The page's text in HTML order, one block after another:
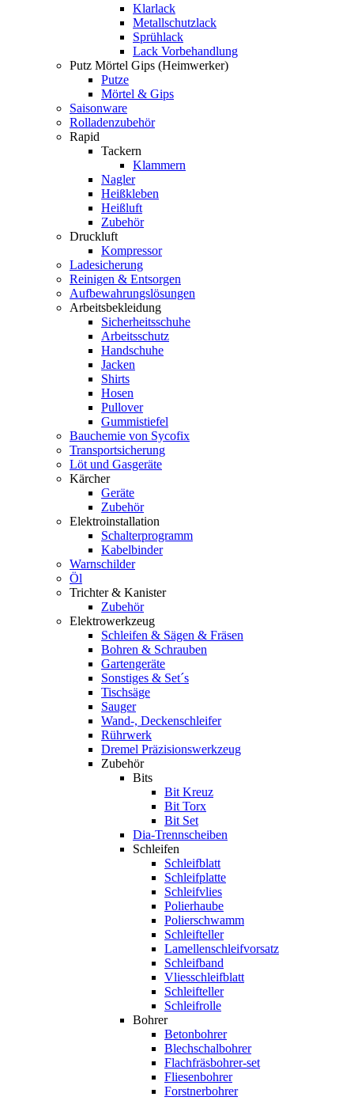
Klarlack
Metallschutzlack
Sprühlack
Lack Vorbehandlung
Putz Mörtel Gips (Heimwerker)
Putze
Mörtel & Gips
Saisonware
Rolladenzubehör
Rapid
Tackern
Klammern
Nagler
Heißkleben
Heißluft
Zubehör
Druckluft
Kompressor
Ladesicherung
Reinigen & Entsorgen
Aufbewahrungslösungen
Arbeitsbekleidung
Sicherheitsschuhe
Arbeitsschutz
Handschuhe
Jacken
Shirts
Hosen
Pullover
Gummistiefel
Bauchemie von Sycofix
Transportsicherung
Löt und Gasgeräte
Kärcher
Geräte
Zubehör
Elektroinstallation
Schalterprogramm
Kabelbinder
Warnschilder
Öl
Trichter & Kanister
Zubehör
Elektrowerkzeug
Schleifen & Sägen & Fräsen
Bohren & Schrauben
Gartengeräte
Sonstiges & Set´s
Tischsäge
Sauger
Wand-, Deckenschleifer
Rührwerk
Dremel Präzisionswerkzeug
Zubehör
Bits
Bit Kreuz
Bit Torx
Bit Set
Dia-Trennscheiben
Schleifen
Schleifblatt
Schleifplatte
Schleifvlies
Polierhaube
Polierschwamm
Schleifteller
Lamellenschleifvorsatz
Schleifband
Vliesschleifblatt
Schleifteller
Schleifrolle
Bohrer
Betonbohrer
Blechschalbohrer
Flachfräsbohrer-set
Fliesenbohrer
Forstnerbohrer